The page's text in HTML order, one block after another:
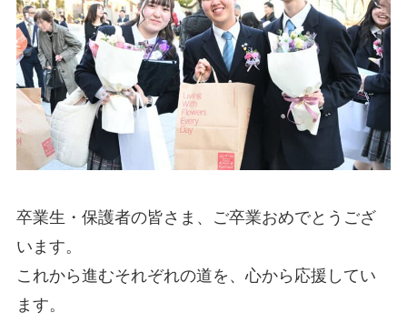
卒業生・保護者の皆さま、ご卒業おめでとうござ
います。
これから進むそれぞれの道を、心から応援してい
ます。